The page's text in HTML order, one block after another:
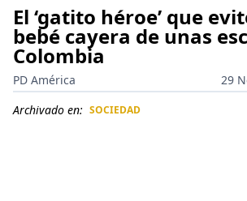
El ‘gatito héroe’ que
bebé cayera de unas
Colombia
PD América
29
Archivado en: SOCIEDAD